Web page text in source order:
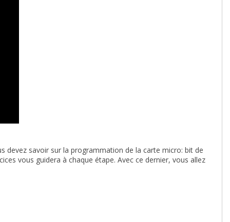
devez savoir sur la programmation de la carte micro: bit de
vous guidera à chaque étape. Avec ce dernier, vous allez